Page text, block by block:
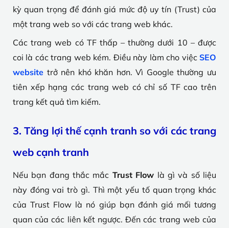
kỳ quan trọng để đánh giá mức độ uy tín (Trust) của
một trang web so với các trang web khác.
Các trang web có TF thấp – thường dưới 10 – được
coi là các trang web kém. Điều này làm cho việc SEO
website trở nên khó khăn hơn. Vì Google thường ưu
tiên xếp hạng các trang web có chỉ số TF cao trên
trang kết quả tìm kiếm.
3. Tăng lợi thế cạnh tranh so với các trang
web cạnh tranh
Nếu bạn đang thắc mắc Trust Flow là gì và số liệu
này đóng vai trò gì. Thì một yếu tố quan trọng khác
của Trust Flow là nó giúp bạn đánh giá mối tương
quan của các liên kết ngược. Đến các trang web của